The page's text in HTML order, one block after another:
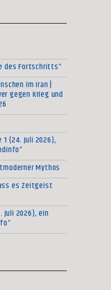
des Fortschritts“
im Iran |
gegen Krieg und
1 (24. Juli 2026),
Mythos
es Zeitgeist
Juli 2026), ein